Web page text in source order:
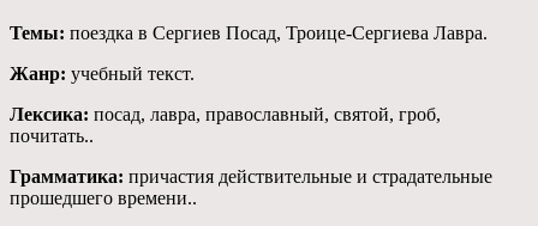
Темы: поездка в Сергиев Посад, Троице-Сергиева Лавра.
Жанр: учебный текст.
Лексика: посад, лавра, православный, святой, гроб,
почитать..
Грамматика: причастия действительные и страдательные
прошедшего времени..